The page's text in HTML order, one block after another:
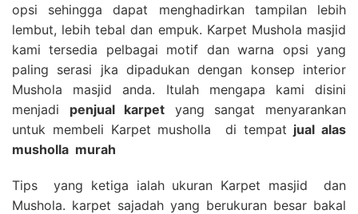
opsi sehingga dapat menghadirkan tampilan lebih
lembut, lebih tebal dan empuk. Karpet Mushola masjid
kami tersedia pelbagai motif dan warna opsi yang
paling serasi jka dipadukan dengan konsep interior
Mushola masjid anda. Itulah mengapa kami disini
menjadi penjual karpet yang sangat menyarankan
untuk membeli Karpet musholla di tempat jual alas
musholla murah
Tips yang ketiga ialah ukuran Karpet masjid dan
Mushola. karpet sajadah yang berukuran besar bakal